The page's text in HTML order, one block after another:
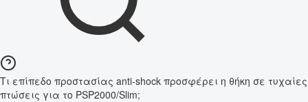
Τι επίπεδο προστασίας anti-shock προσφέρει η θήκη σε τυχαίες
πτώσεις για το PSP2000/Slim;